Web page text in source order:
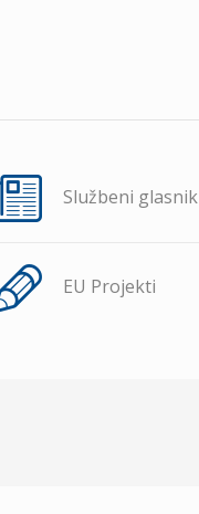
Službeni glasnik
EU Projekti